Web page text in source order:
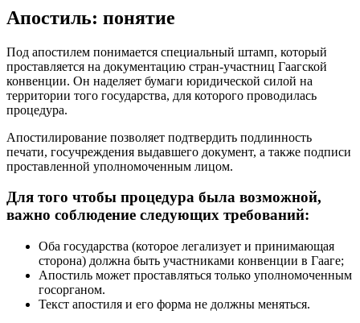
Апостиль: понятие
Под апостилем понимается специальный штамп, который
проставляется на документацию стран-участниц Гаагской
конвенции. Он наделяет бумаги юридической силой на
территории того государства, для которого проводилась
процедура.
Апостилирование позволяет подтвердить подлинность
печати, госучреждения выдавшего документ, а также подписи
проставленной уполномоченным лицом.
Для того чтобы процедура была возможной,
важно соблюдение следующих требований:
Оба государства (которое легализует и принимающая
сторона) должна быть участниками конвенции в Гааге;
Апостиль может проставляться только уполномоченным
госорганом.
Текст апостиля и его форма не должны меняться.